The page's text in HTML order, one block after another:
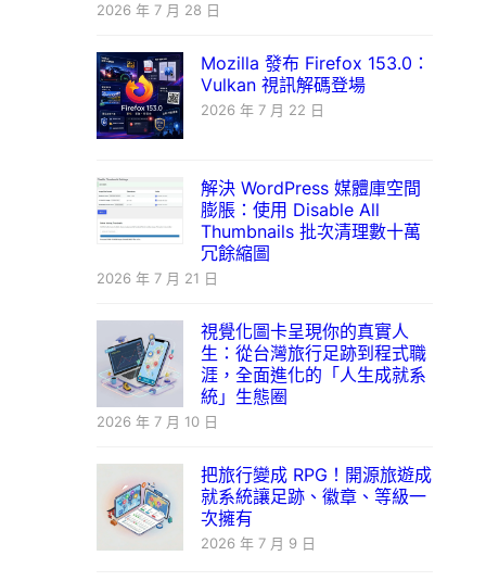
2026 年 7 月 28 日
Mozilla 發布 Firefox 153.0：
Vulkan 視訊解碼登場
2026 年 7 月 22 日
解決 WordPress 媒體庫空間
膨脹：使用 Disable All
Thumbnails 批次清理數十萬
冗餘縮圖
2026 年 7 月 21 日
視覺化圖卡呈現你的真實人
生：從台灣旅行足跡到程式職
涯，全面進化的「人生成就系
統」生態圈
2026 年 7 月 10 日
把旅行變成 RPG！開源旅遊成
就系統讓足跡、徽章、等級一
次擁有
2026 年 7 月 9 日